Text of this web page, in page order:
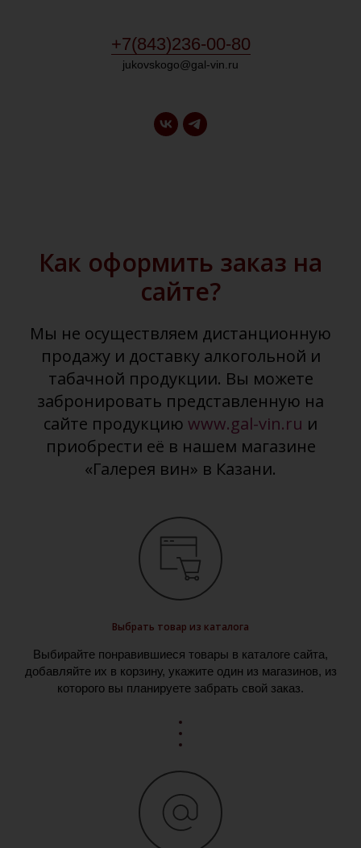
+7(843)236-00-80
jukovskogo@gal-vin.ru
Как оформить заказ на
сайте?
Мы не осуществляем дистанционную
продажу и доставку алкогольной и
табачной продукции. Вы можете
забронировать представленную на
сайте продукцию www.gal-vin.ru и
приобрести её в нашем магазине
«Галерея вин» в Казани.
Выбрать товар из каталога
Выбирайте понравившиеся товары в каталоге сайта,
добавляйте их в корзину, укажите один из магазинов, из
которого вы планируете забрать свой заказ.